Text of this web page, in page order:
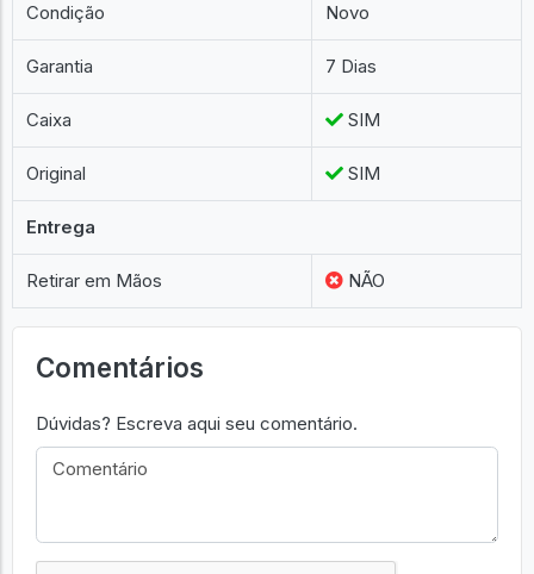
Condição Novo
Garantia 7 Dias
Caixa SIM
Original SIM
Entrega
Retirar em Mãos NÃO
Comentários
Dúvidas? Escreva aqui seu comentário.